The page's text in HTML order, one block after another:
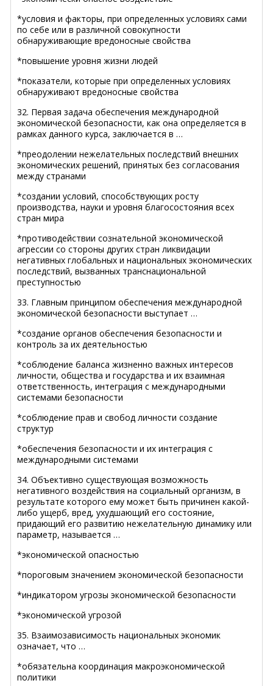
*условия и факторы, при определенных условиях сами
по себе или в различной совокупности
обнаруживающие вредоносные свойства
*повышение уровня жизни людей
*показатели, которые при определенных условиях
обнаруживают вредоносные свойства
32. Первая задача обеспечения международной
экономической безопасности, как она определяется в
рамках данного курса, заключается в …
*преодолении нежелательных последствий внешних
экономических решений, принятых без согласования
между странами
*создании условий, способствующих росту
производства, науки и уровня благосостояния всех
стран мира
*противодействии сознательной экономической
агрессии со стороны других стран ликвидации
негативных глобальных и национальных экономических
последствий, вызванных транснациональной
преступностью
33. Главным принципом обеспечения международной
экономической безопасности выступает …
*создание органов обеспечения безопасности и
контроль за их деятельностью
*соблюдение баланса жизненно важных интересов
личности, общества и государства и их взаимная
ответственность, интеграция с международными
системами безопасности
*соблюдение прав и свобод личности создание
структур
*обеспечения безопасности и их интеграция с
международными системами
34. Объективно существующая возможность
негативного воздействия на социальный организм, в
результате которого ему может быть причинен какой-
либо ущерб, вред, ухудшающий его состояние,
придающий его развитию нежелательную динамику или
параметр, называется …
*экономической опасностью
*пороговым значением экономической безопасности
*индикатором угрозы экономической безопасности
*экономической угрозой
35. Взаимозависимость национальных экономик
означает, что …
*обязательна координация макроэкономической
политики